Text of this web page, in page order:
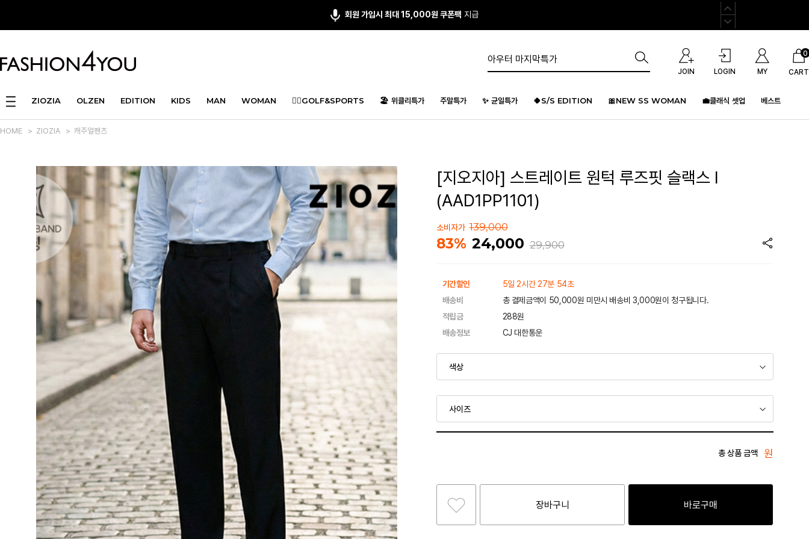
JOIN LOGIN MY CART
0
ZIOZIA OLZEN EDITION KIDS MAN WOMAN 🏌️‍♂️GOLF&SPORTS 🏖️ 위클리특가 주말특가 ✨ 균일특가 🍀S/S EDITION 🎀NEW SS WOMAN 💼클래식 셋업 베스트
HOME > ZIOZIA > 캐주얼팬츠
[지오지아] 스트레이트 원턱 루즈핏 슬랙스 I
(AAD1PP1101)
소비자가 139,000
83% 24,000 29,900
기간할인
5일 2시간 27분 54초
배송비
총 결제금액이 50,000원 미만시 배송비 3,000원이 청구됩니다.
적립금
288원
배송정보
CJ 대한통운
총 상품 금액 원
장바구니 바로구매